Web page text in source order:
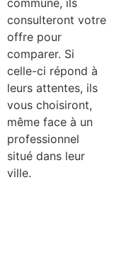
commune, ils
consulteront votre
offre pour
comparer. Si
celle-ci répond à
leurs attentes, ils
vous choisiront,
même face à un
professionnel
situé dans leur
ville.